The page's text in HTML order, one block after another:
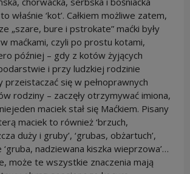
właśnie ‘kot’. Całkiem możliwe zatem,
„szare, bure i pstrokate” maćki były
maćkami, czyli po prostu kotami,
później – gdy z kotów żyjących
i przy ludzkiej rodzinie
przeistaczać się w pełnoprawnych
rodziny – zaczęły otrzymywać imiona,
maciek stał się Maćkiem. Pisany
maciek to również ‘brzuch,
duży i gruby’, ‘grubas, obżartuch’,
‘gruba, nadziewana kiszka wieprzowa’…
może te wszystkie znaczenia mają